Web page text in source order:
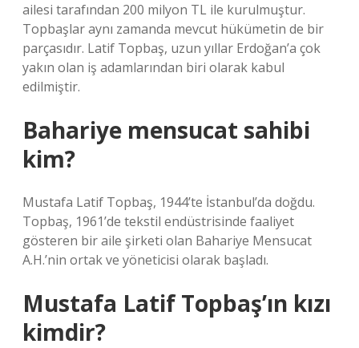
ailesi tarafından 200 milyon TL ile kurulmuştur.
Topbaşlar aynı zamanda mevcut hükümetin de bir
parçasıdır. Latif Topbaş, uzun yıllar Erdoğan’a çok
yakın olan iş adamlarından biri olarak kabul
edilmiştir.
Bahariye mensucat sahibi
kim?
Mustafa Latif Topbaş, 1944’te İstanbul’da doğdu.
Topbaş, 1961’de tekstil endüstrisinde faaliyet
gösteren bir aile şirketi olan Bahariye Mensucat
A.H.’nin ortak ve yöneticisi olarak başladı.
Mustafa Latif Topbaş’ın kızı
kimdir?